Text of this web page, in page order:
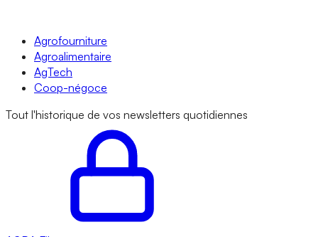
Agrofourniture
Agroalimentaire
AgTech
Coop-négoce
Tout l'historique de vos newsletters quotidiennes